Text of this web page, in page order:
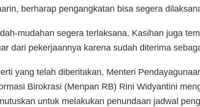
berharap pengangkatan bisa segera
mudahan segera terlaksana. Kasihan juga
dari pekerjaannya karena sudah diterima
yang telah diberitakan, Menteri
Birokrasi (Menpan RB) Rini Widyantini
untuk melakukan penundaan jadwal